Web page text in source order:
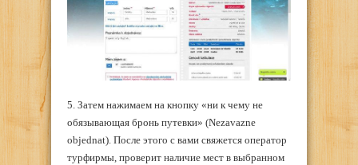
5. Затем нажимаем на кнопку «ни к чему не
обязывающая бронь путевки» (Nezavazne
objednat). После этого с вами свяжется оператор
турфирмы, проверит наличие мест в выбранном